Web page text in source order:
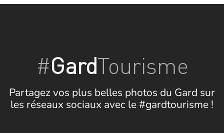
#GardTourisme
Partagez vos plus belles photos du Gard sur
les réseaux sociaux avec le #gardtourisme !